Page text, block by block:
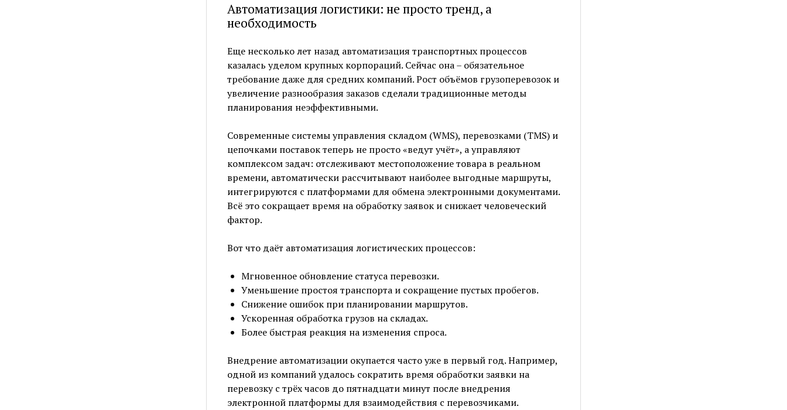
Автоматизация логистики: не просто тренд, а
необходимость
Еще несколько лет назад автоматизация транспортных процессов
казалась уделом крупных корпораций. Сейчас она – обязательное
требование даже для средних компаний. Рост объёмов грузоперевозок и
увеличение разнообразия заказов сделали традиционные методы
планирования неэффективными.
Современные системы управления складом (WMS), перевозками (TMS) и
цепочками поставок теперь не просто «ведут учёт», а управляют
комплексом задач: отслеживают местоположение товара в реальном
времени, автоматически рассчитывают наиболее выгодные маршруты,
интегрируются с платформами для обмена электронными документами.
Всё это сокращает время на обработку заявок и снижает человеческий
фактор.
Вот что даёт автоматизация логистических процессов:
Мгновенное обновление статуса перевозки.
Уменьшение простоя транспорта и сокращение пустых пробегов.
Снижение ошибок при планировании маршрутов.
Ускоренная обработка грузов на складах.
Более быстрая реакция на изменения спроса.
Внедрение автоматизации окупается часто уже в первый год. Например,
одной из компаний удалось сократить время обработки заявки на
перевозку с трёх часов до пятнадцати минут после внедрения
электронной платформы для взаимодействия с перевозчиками.